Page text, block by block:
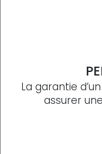
La garantie
assurer